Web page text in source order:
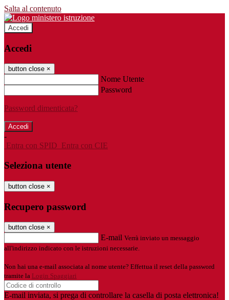
Salta al contenuto
Accedi
Accedi
button close ×
Nome Utente
Password
Password dimenticata?
-
Entra con SPID Entra con CIE
Seleziona utente
button close ×
Recupero password
button close ×
E-mail Verrà inviato un messaggio
all'indirizzo indicato con le istruzioni necessarie.
Non hai una e-mail associata al nome utente? Effettua il reset della password
tramite la Login Spaggiari
E-mail inviata, si prega di controllare la casella di posta elettronica!